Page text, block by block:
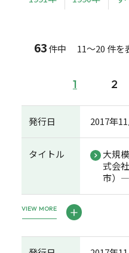
63件中 11～20 件を
1 2
発行日 2017年
タイトル
大規
式会
市）―
VIEW MORE